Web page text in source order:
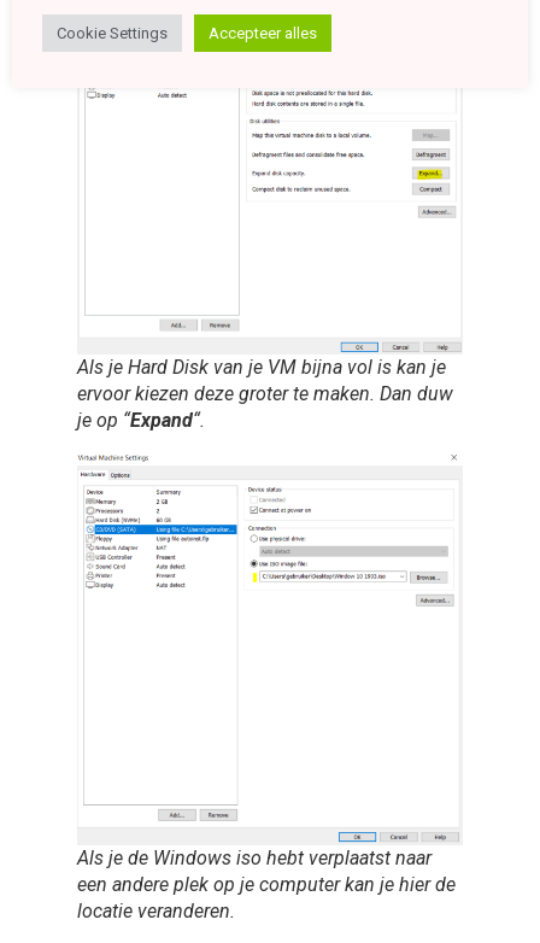
Als je Hard Disk van je VM bijna vol is kan je
ervoor kiezen deze groter te maken. Dan duw
je op “Expand“.
Als je de Windows iso hebt verplaatst naar
een andere plek op je computer kan je hier de
locatie veranderen.
Cookie Settings Accepteer alles